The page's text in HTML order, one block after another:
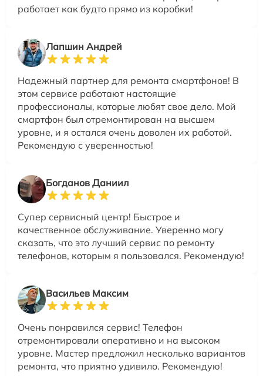
работает как будто прямо из коробки!
Лапшин Андрей
Надежный партнер для ремонта смартфонов! В
этом сервисе работают настоящие
профессионалы, которые любят свое дело. Мой
смартфон был отремонтирован на высшем
уровне, и я остался очень доволен их работой.
Рекомендую с уверенностью!
Богданов Даниил
Супер сервисный центр! Быстрое и
качественное обслуживание. Уверенно могу
сказать, что это лучший сервис по ремонту
телефонов, которым я пользовался. Рекомендую!
Васильев Максим
Очень понравился сервис! Телефон
отремонтировали оперативно и на высоком
уровне. Мастер предложил несколько вариантов
ремонта, что приятно удивило. Рекомендую!